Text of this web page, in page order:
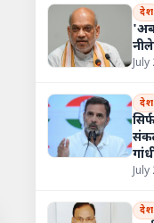
देश
'अब
July
देश
देश